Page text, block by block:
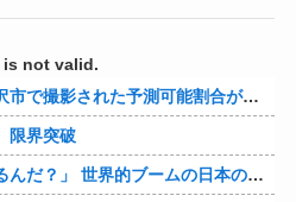
is not valid.
た予測可能割合が気になる事故のドラレコ。
限界突破
本の食品、買ってみたものの使い道が分からない外国人が続出